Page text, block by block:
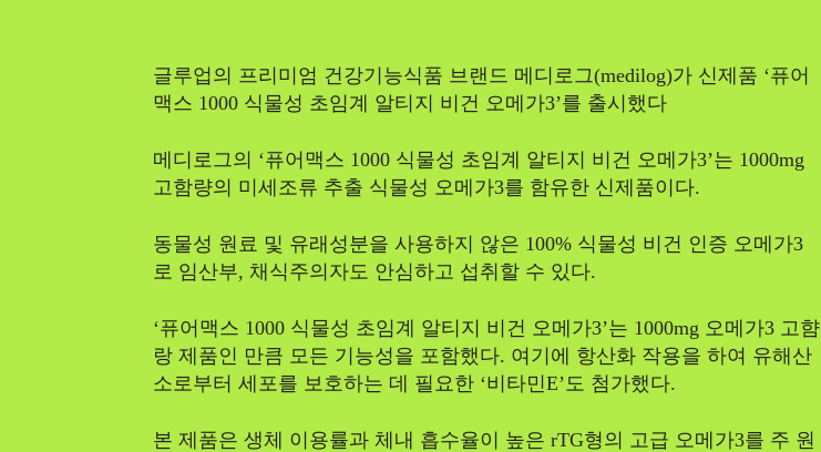
글루업의 프리미엄 건강기능식품 브랜드 메디로그(medilog)가 신제품 ‘퓨어
맥스 1000 식물성 초임계 알티지 비건 오메가3’를 출시했다
메디로그의 ‘퓨어맥스 1000 식물성 초임계 알티지 비건 오메가3’는 1000mg
고함량의 미세조류 추출 식물성 오메가3를 함유한 신제품이다.
동물성 원료 및 유래성분을 사용하지 않은 100% 식물성 비건 인증 오메가3
로 임산부, 채식주의자도 안심하고 섭취할 수 있다.
‘퓨어맥스 1000 식물성 초임계 알티지 비건 오메가3’는 1000mg 오메가3 고햠
랑 제품인 만큼 모든 기능성을 포함했다. 여기에 항산화 작용을 하여 유해산
소로부터 세포를 보호하는 데 필요한 ‘비타민E’도 첨가했다.
본 제품은 생체 이용률과 체내 흡수율이 높은 rTG형의 고급 오메가3를 주 원